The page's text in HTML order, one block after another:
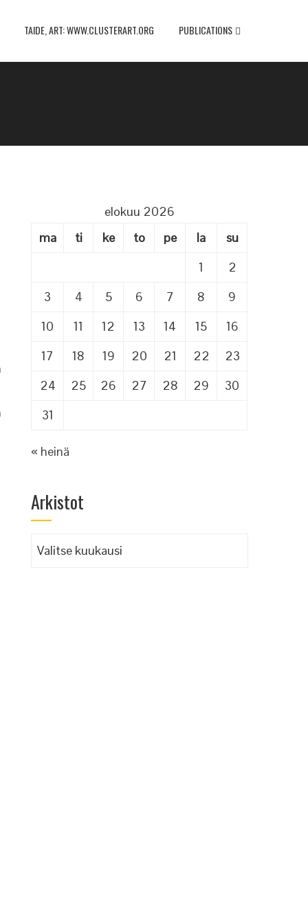
TAIDE, ART: WWW.CLUSTERART.ORG PUBLICATIONS
elokuu 2026
ma
ti ke to pe la
su
1
2
3
4 5 6 7 8
9
10
11 12 13 14 15
16
17
18 19 20 21 22
23
24
25 26 27 28 29
30
31
« heinä
Arkistot
Arkistot